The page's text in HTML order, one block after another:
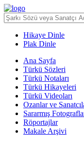
Hikaye Dinle
Plak Dinle
Ana Sayfa
Türkü Sözleri
Türkü Notaları
Türkü Hikayeleri
Türkü Videoları
Ozanlar ve
Sararmış
Röportajlar
Makale Arşivi